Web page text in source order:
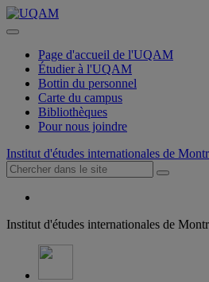
Page d'accueil de l'UQAM
Étudier à l'UQAM
Bottin du personnel
Carte du campus
Bibliothèques
Pour nous joindre
Institut d'études internationales de
Institut d'études internationales de